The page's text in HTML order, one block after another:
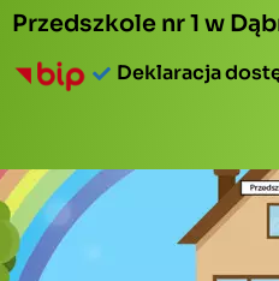
Przedszkole nr 1 w
Deklaracja